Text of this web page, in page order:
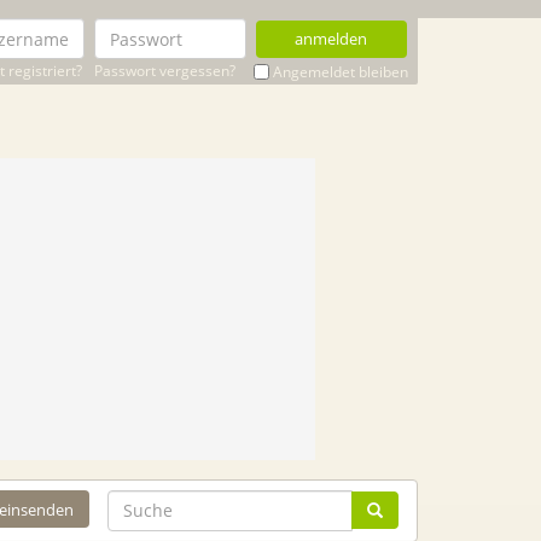
anmelden
registriert? Passwort vergessen? Angemeldet bleiben